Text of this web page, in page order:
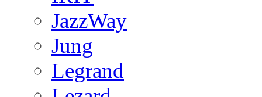
JazzWay
Jung
Legrand